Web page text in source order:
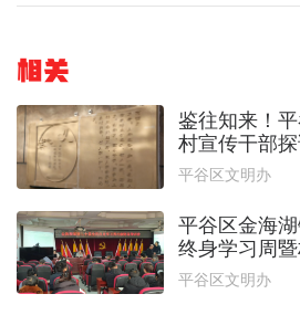
相关
鉴往知来！
村宣传干部
悟“和”文化之美
平谷区文明办
平谷区金海
终身学习周
平谷区文明办